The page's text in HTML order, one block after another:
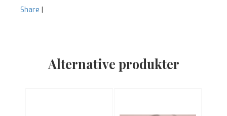
Share |
Alternative produkter